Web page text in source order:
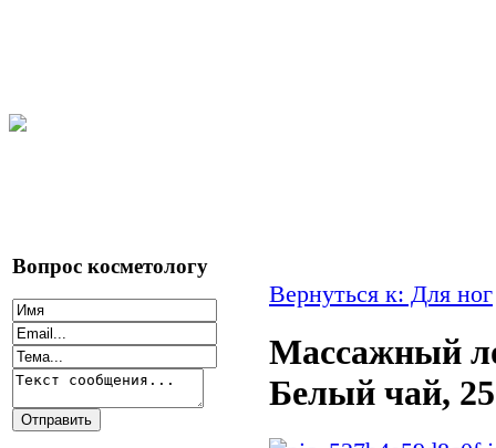
Вопрос косметологу
Вернуться к: Для ног
Массажный
Белый чай,